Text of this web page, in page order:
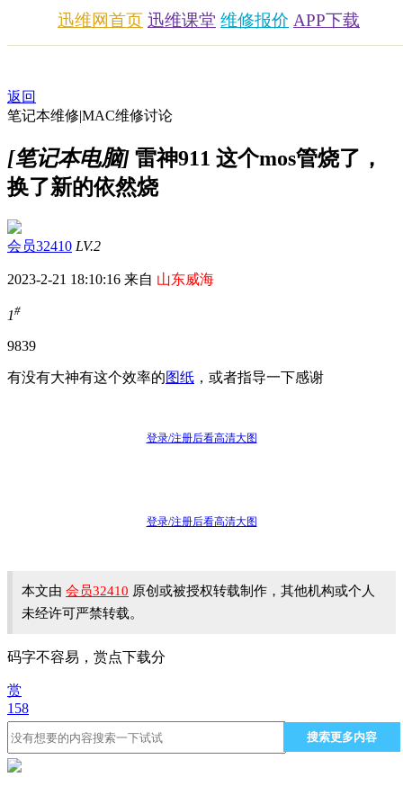
迅维网首页 迅维课堂 维修报价 APP下载
返回
笔记本维修|MAC维修讨论
[笔记本电脑] 雷神911 这个mos管烧了，
换了新的依然烧
会员32410 LV.2
2023-2-21 18:10:16 来自 山东威海
1#
9839
有没有大神有这个效率的图纸 ，或者指导一下感谢
登录/注册后看高清大图
登录/注册后看高清大图
本文由 会员32410 原创或被授权转载制作，其他机构或个人
未经许可严禁转载。
码字不容易，赏点下载分
赏
158
搜索更多内容